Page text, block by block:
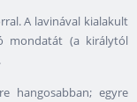
A lavinával kialakult
mondatát (a királytól
hangosabban; egyre